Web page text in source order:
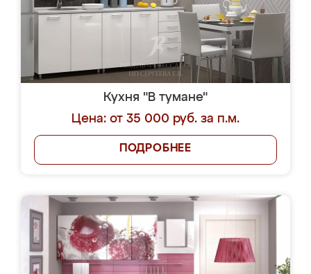
Кухня "В тумане"
Цена: от 35 000 руб. за п.м.
ПОДРОБНЕЕ